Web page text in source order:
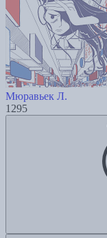
Мюравьек Л.
1295